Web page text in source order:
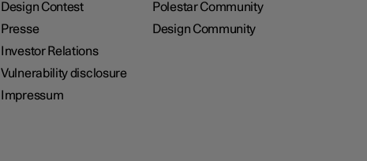
Design Contest
Presse
Investor Relations
Vulnerability disclosure
Impressum
Polestar Community
Design Community